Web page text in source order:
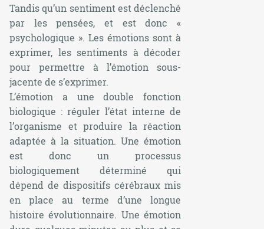
Tandis qu’un sentiment est déclenché
par les pensées, et est donc «
psychologique ». Les émotions sont à
exprimer, les sentiments à décoder
pour permettre à l’émotion sous-
jacente de s’exprimer.
L’émotion a une double fonction
biologique : réguler l’état interne de
l’organisme et produire la réaction
adaptée à la situation. Une émotion
est donc un processus
biologiquement déterminé qui
dépend de dispositifs cérébraux mis
en place au terme d’une longue
histoire évolutionnaire. Une émotion